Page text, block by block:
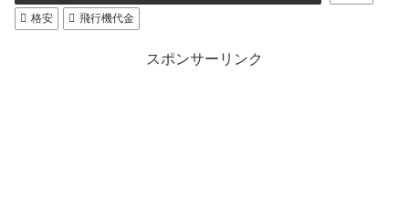
格安
飛行機代金
スポンサーリンク